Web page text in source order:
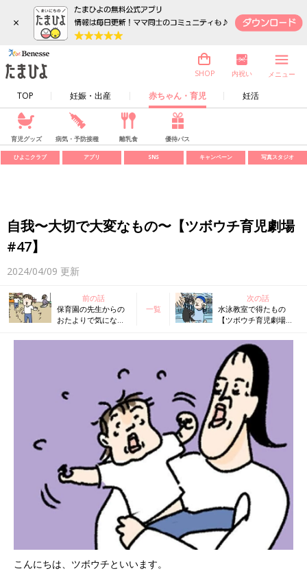
×
TOP 妊娠・出産 赤ちゃん・育児 妊活
SHOP 内祝い メニュー
育児グッズ 病気・予防接種 離乳食 優待パス
ひよこクラブ アプリ SNS キャンペーン 写真スタジオ
自我〜大切で大変なもの〜【ツボウチ育児劇場
#47】
2024/04/09 更新
前の話
保育園の先生からの
おたよりで気になっ
児劇場 #46】
一覧
次の話
水泳教室で得たもの
【ツボウチ育児劇場
こんにちは、ツボウチといいます。